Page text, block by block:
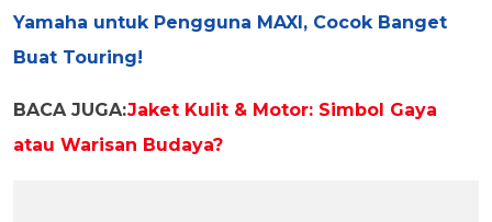
Yamaha untuk Pengguna MAXI, Cocok Banget
Buat Touring!
BACA JUGA:Jaket Kulit & Motor: Simbol Gaya
atau Warisan Budaya?